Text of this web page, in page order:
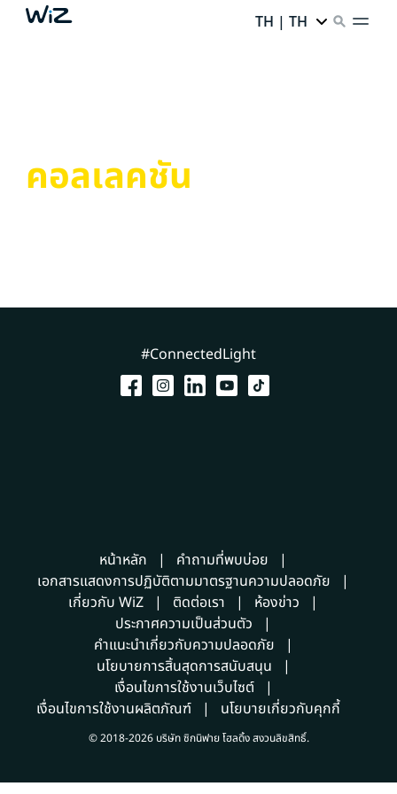
TH | TH
คอลเลคชัน
#ConnectedLight
หน้าหลัก
คำถามที่พบบ่อย
เอกสารแสดงการปฏิบัติตามมาตรฐานความปลอดภัย
เกี่ยวกับ WiZ
ติดต่อเรา
ห้องข่าว
ประกาศความเป็นส่วนตัว
คำแนะนำเกี่ยวกับความปลอดภัย
นโยบายการสิ้นสุดการสนับสนุน
เงื่อนไขการใช้งานเว็บไซต์
เงื่อนไขการใช้งานผลิตภัณฑ์
นโยบายเกี่ยวกับคุกกี้
© 2018-2026 บริษัท ซิกนิฟาย โฮลดิ้ง สงวนลิขสิทธิ์.